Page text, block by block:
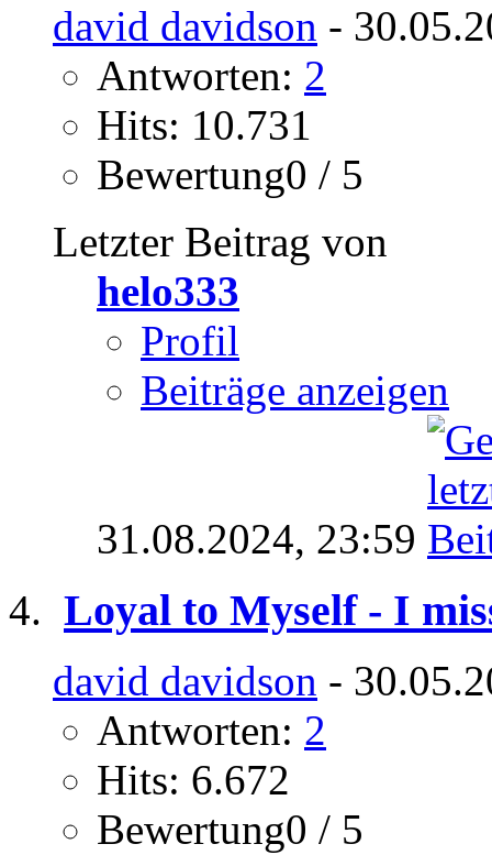
david davidson -
Antworten: 2
Hits: 10.731
Bewertung0 / 5
Letzter Beitrag von
helo333
Profil
Beiträge anzeigen
31.08.2024, 23:59
Loyal to Myself - I
david davidson -
Antworten: 2
Hits: 6.672
Bewertung0 / 5